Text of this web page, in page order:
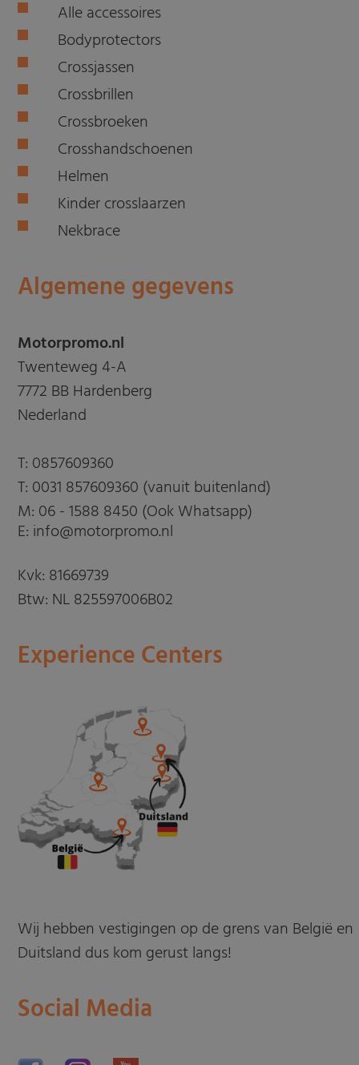
Alle accessoires
Bodyprotectors
Crossjassen
Crossbrillen
Crossbroeken
Crosshandschoenen
Helmen
Kinder crosslaarzen
Nekbrace
Algemene gegevens
Motorpromo.nl
Twenteweg 4-A
7772 BB Hardenberg
Nederland
T: 0857609360
T: 0031 857609360 (vanuit buitenland)
M: 06 - 1588 8450 (Ook Whatsapp)
E: info@motorpromo.nl
Kvk: 81669739
Btw: NL 825597006B02
Experience Centers
Wij hebben vestigingen op de grens van België en
Duitsland dus kom gerust langs!
Social Media